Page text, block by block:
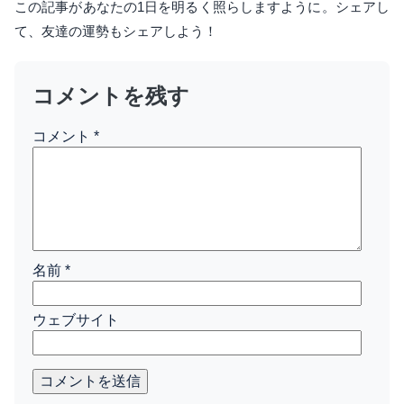
この記事があなたの1日を明るく照らしますように。シェアし
て、友達の運勢もシェアしよう！
コメントを残す
コメント *
名前 *
ウェブサイト
コメントを送信